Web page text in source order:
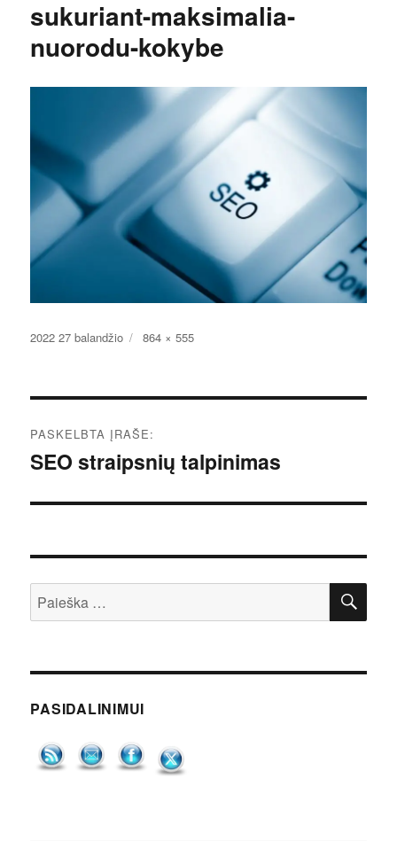
sukuriant-maksimalia-
nuorodu-kokybe
Paskelbta
2022 27 balandžio
Pilnas
864 × 555
tarp
PASKELBTA ĮRAŠE:
SEO straipsnių talpinimas
Ieškoti:
PASIDALINIMUI